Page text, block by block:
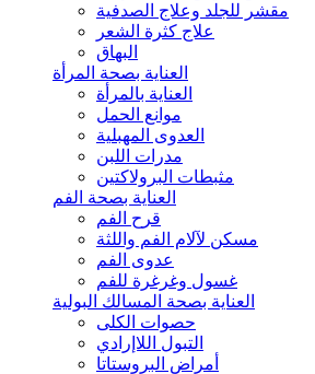
مقشر للجلد وعلاج الصدفية
علاج كثرة الشعر
البهاق
العناية بصحة المرأة
العناية بالمرأة
موانع الحمل
العدوى المهبلية
مدرات اللبن
مثبطات البرولاكتين
العناية بصحة الفم
قرح الفم
مسكن لآلام الفم واللثة
عدوى الفم
غسول وغرغرة للفم
العناية بصحة المسالك البولية
حصوات الكلى
التبول اللاإرادي
أمراض البروستاتا